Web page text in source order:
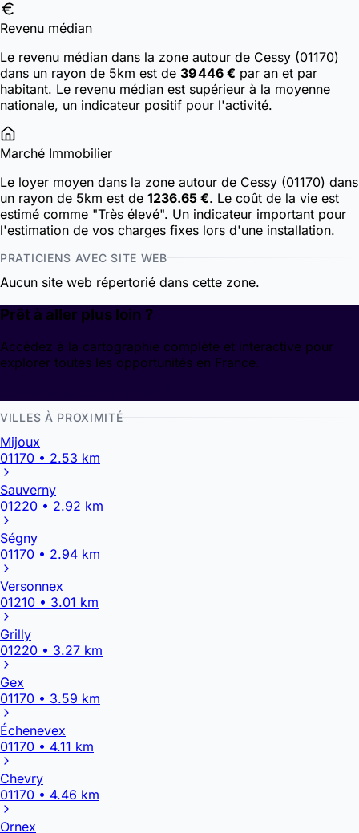
Revenu médian
Le revenu médian dans la zone autour de Cessy (01170)
dans un rayon de 5km est de 39 446 € par an et par
habitant. Le revenu médian est supérieur à la moyenne
nationale, un indicateur positif pour l'activité.
Marché Immobilier
Le loyer moyen dans la zone autour de Cessy (01170) dans
un rayon de 5km est de 1236.65 €. Le coût de la vie est
estimé comme "Très élevé". Un indicateur important pour
l'estimation de vos charges fixes lors d'une installation.
PRATICIENS AVEC SITE WEB
Aucun site web répertorié dans cette zone.
Prêt à aller plus loin ?
Accédez à la cartographie complète et interactive pour
explorer toutes les opportunités en France.
VILLES À PROXIMITÉ
Mijoux
01170 • 2.53 km
Sauverny
01220 • 2.92 km
Ségny
01170 • 2.94 km
Versonnex
01210 • 3.01 km
Grilly
01220 • 3.27 km
Gex
01170 • 3.59 km
Échenevex
01170 • 4.11 km
Chevry
01170 • 4.46 km
Ornex